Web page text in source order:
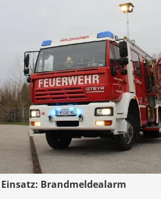
Einsatz: Brandmeldealarm